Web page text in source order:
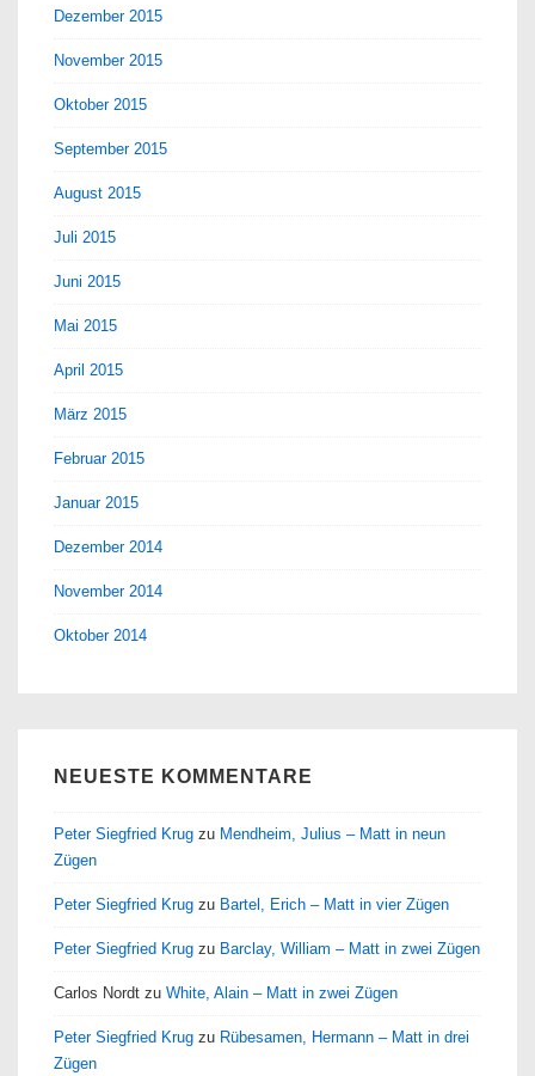
Dezember 2015
November 2015
Oktober 2015
September 2015
August 2015
Juli 2015
Juni 2015
Mai 2015
April 2015
März 2015
Februar 2015
Januar 2015
Dezember 2014
November 2014
Oktober 2014
NEUESTE KOMMENTARE
Peter Siegfried Krug zu Mendheim, Julius – Matt in neun
Zügen
Peter Siegfried Krug zu Bartel, Erich – Matt in vier Zügen
Peter Siegfried Krug zu Barclay, William – Matt in zwei Zügen
Carlos Nordt zu White, Alain – Matt in zwei Zügen
Peter Siegfried Krug zu Rübesamen, Hermann – Matt in drei
Zügen